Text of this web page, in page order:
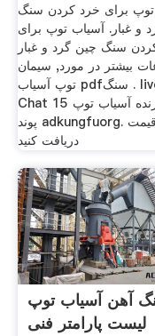
برای خرد کردن سنگ
و غبار. آسیاب توپ برای
سنگ چین گرد و غبار
بیشتر در مورد, سیمان
توپ آسیاب pdfسنگ . live
Chat چت زنده آسیاب توپ 15
پوند adkungfuorg. قیمت
دریافت کنید
آهن آسیاب توپ
لیست پارامتر فنی